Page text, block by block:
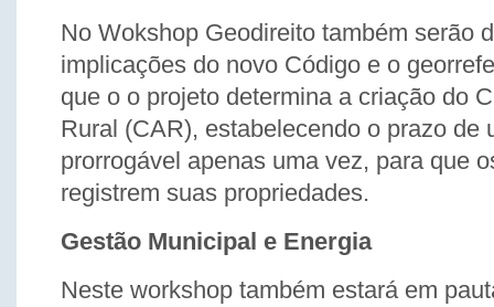
No Wokshop Geodireito também serão
implicações do novo Código e o
que o o projeto determina a criação do
Rural (CAR), estabelecendo o prazo de
prorrogável apenas uma vez, para que
registrem suas propriedades.
Gestão Municipal e Energia
Neste workshop também estará em